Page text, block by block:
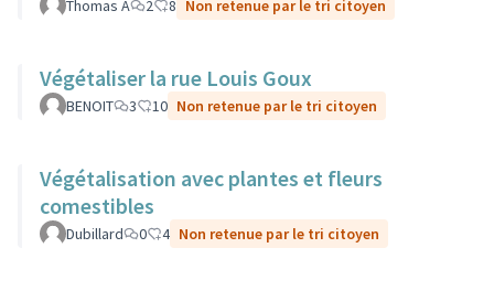
Thomas A 2 8 Non retenue par le tri citoyen
Végétaliser la rue Louis Goux
BENOIT 3 10 Non retenue par le tri citoyen
Végétalisation avec plantes et fleurs
comestibles
Dubillard 0 4 Non retenue par le tri citoyen